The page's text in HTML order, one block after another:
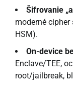
Šifrovanie
moderné
HSM).
On-device
Enclave/TEE,
root/jailbreak,